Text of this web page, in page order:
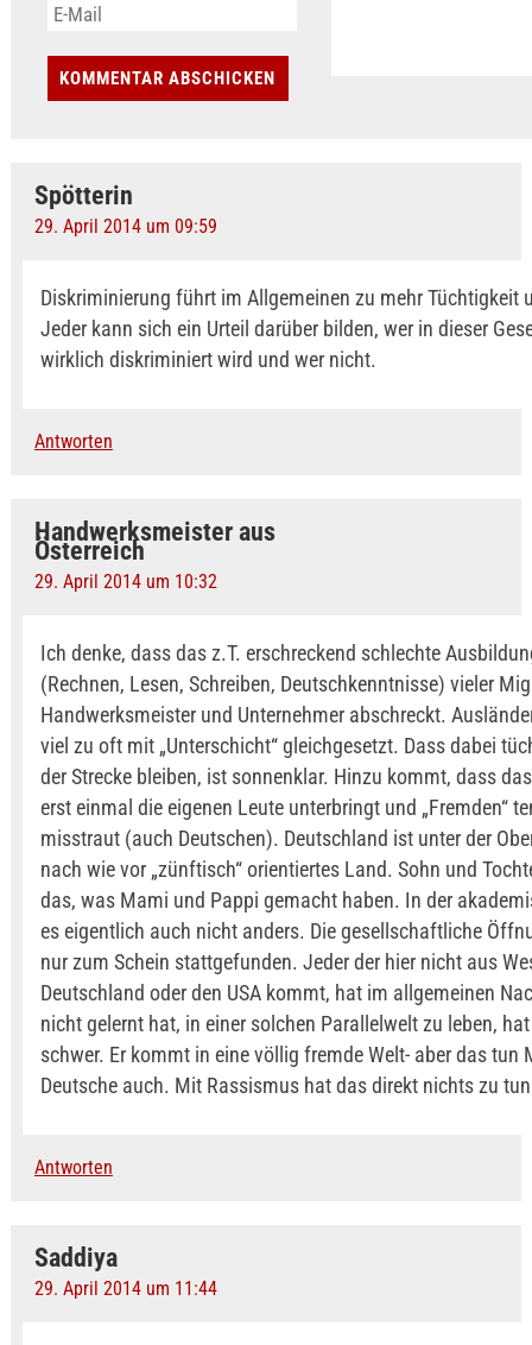
Spötterin
29. April 2014 um 09:59
Diskriminierung führt im Allgemeinen zu mehr Tüchtigkeit
Jeder kann sich ein Urteil darüber bilden, wer in dieser
wirklich diskriminiert wird und wer nicht.
Antworten
Handwerksmeister aus
Österreich
29. April 2014 um 10:32
Ich denke, dass das z.T. erschreckend schlechte
(Rechnen, Lesen, Schreiben, Deutschkenntnisse) vieler
Handwerksmeister und Unternehmer abschreckt.
viel zu oft mit „Unterschicht“ gleichgesetzt. Dass dabei
der Strecke bleiben, ist sonnenklar. Hinzu kommt, dass
erst einmal die eigenen Leute unterbringt und „Fremden“
misstraut (auch Deutschen). Deutschland ist unter der
nach wie vor „zünftisch“ orientiertes Land. Sohn und
das, was Mami und Pappi gemacht haben. In der
es eigentlich auch nicht anders. Die gesellschaftliche
nur zum Schein stattgefunden. Jeder der hier nicht aus
Deutschland oder den USA kommt, hat im allgemeinen
nicht gelernt hat, in einer solchen Parallelwelt zu leben,
schwer. Er kommt in eine völlig fremde Welt- aber das tun
Deutsche auch. Mit Rassismus hat das direkt nichts zu
Antworten
Saddiya
29. April 2014 um 11:44